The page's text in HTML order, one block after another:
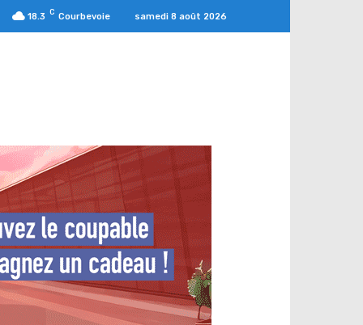
18.3 C Courbevoie samedi 8 août 2026